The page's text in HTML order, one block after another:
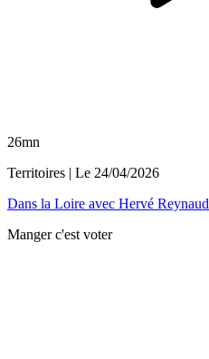
26mn
Territoires | Le 24/04/2026
Dans la Loire avec Hervé Reynaud
Manger c'est voter